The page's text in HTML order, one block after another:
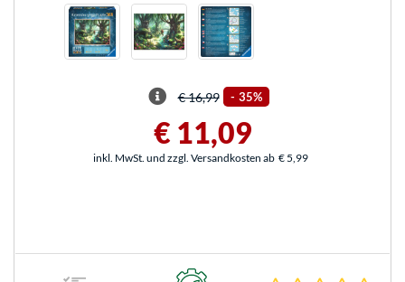
€ 16,99 - 35%
€ 11,09
inkl. MwSt. und zzgl. Versandkosten ab € 5,99